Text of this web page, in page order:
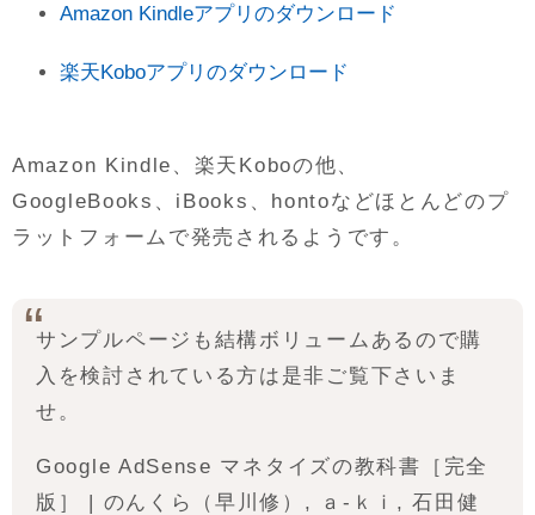
Amazon Kindleアプリのダウンロード
楽天Koboアプリのダウンロード
Amazon Kindle、楽天Koboの他、
GoogleBooks、iBooks、hontoなどほとんどのプ
ラットフォームで発売されるようです。
サンプルページも結構ボリュームあるので購
入を検討されている方は是非ご覧下さいま
せ。
Google AdSense マネタイズの教科書［完全
版］ | のんくら（早川修）, ａ-ｋｉ, 石田健